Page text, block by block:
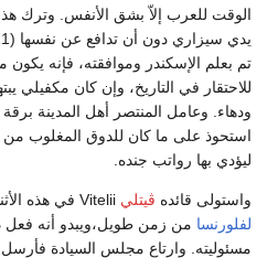
الوقت للعرب إلاّ بشق الأنفس. وترك
تم بعلم الإسكندر وموافقته، فإنه يكون
للاحتقار في التاريخ، وإن كان مكفيلي
ودهاء. وعامل المنتصر أهل المدينة برقة
استحوذ على ما كان للدوق المغلوب من
ليؤدي بها رواتب جنده.
واستولى قائده ڤيتلي
لفلورنسا من زمن طويل،ويبدو أنه
مسئوليته. وارتاع مجلس السيادة